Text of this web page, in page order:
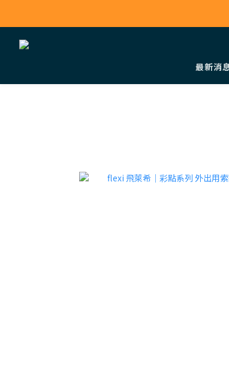
最新消